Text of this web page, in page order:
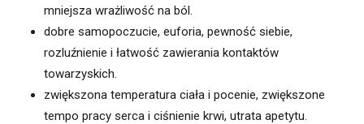
mniejsza wrażliwość na ból.
dobre samopoczucie, euforia, pewność siebie,
rozluźnienie i łatwość zawierania kontaktów
towarzyskich.
zwiększona temperatura ciała i pocenie, zwiększone
tempo pracy serca i ciśnienie krwi, utrata apetytu.